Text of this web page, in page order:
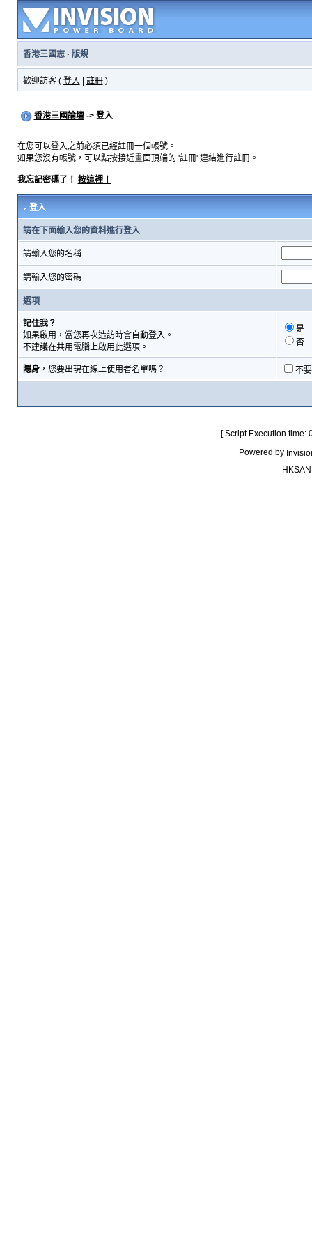
香港三國志· 版規
歡迎訪客 ( 登入 註冊)
香港三國論壇-> 登入
在您可以登入之前必須已經註冊一個帳號。
如果您沒有帳號，可以點按接近畫面頂端的 '註冊' 連結進行註冊。
我忘記密碼了！ 按這裡！
登入
請在下面輸入您的資料進行登入
請輸入您的名稱
請輸入您的密碼
選項
記住我？
如果啟用，當您再次造訪時會自動登入。
不建議在共用電腦上啟用此選項。
是
否
隱身，您要出現在線上使用者名單嗎？ 不
[ Script Execution
Powered by